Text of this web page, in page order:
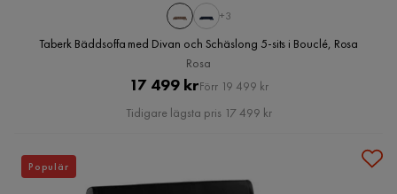
+3
Taberk Bäddsoffa med Divan och Schäslong 5-sits i Bouclé, Rosa
Rosa
Pris
17 499 krOriginal
Pris
Förr 19 499 kr
Tidigare lägsta pris 17 499 kr
Populär